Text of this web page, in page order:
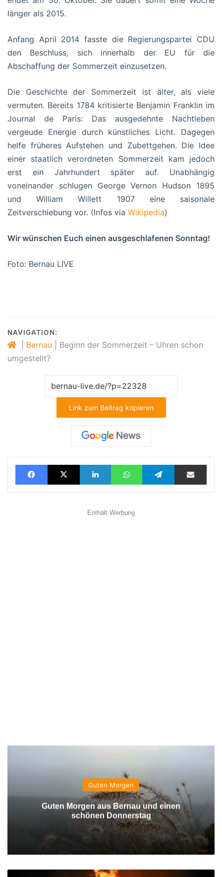
länger als 2015.
Anfang April 2014 fasste die Regierungspartei CDU
den Beschluss, sich innerhalb der EU für die
Abschaffung der Sommerzeit einzusetzen.
Die Geschichte der Sommerzeit ist älter, als viele
vermuten. Bereits 1784 kritisierte Benjamin Franklin im
Journal de Paris: Das ausgedehnte Nachtleben
vergeude Energie durch künstliches Licht. Dagegen
helfe früheres Aufstehen und Zubettgehen. Die Idee
einer staatlich verordneten Sommerzeit kam jedoch
erst ein Jahrhundert später auf. Unabhängig
voneinander schlugen George Vernon Hudson 1895
und William Willett 1907 eine saisonale
Zeitverschiebung vor. (Infos via Wikipedia)
Wir wünschen Euch einen ausgeschlafenen Sonntag!
Foto: Bernau LIVE
NAVIGATION:
Bernau
Beginn der Sommerzeit – Uhren schon
umgestellt?
Link zum Beitrag kopieren
FacebookX LinkedInWhatsAppTelegramTeilen via E-Mail
Enthält Werbung
Guten Morgen
Guten Morgen aus Bernau und einen
schönen Donnerstag